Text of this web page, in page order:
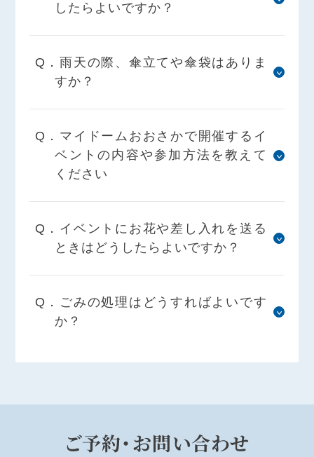
したらよいですか？
Q．雨天の際、傘立てや傘袋はありま
すか？
Q．マイドームおおさかで開催するイ
ベントの内容や参加方法を教えて
ください
Q．イベントにお花や差し入れを送る
ときはどうしたらよいですか？
Q．ごみの処理はどうすればよいです
か？
ご予約・お問い合わせ